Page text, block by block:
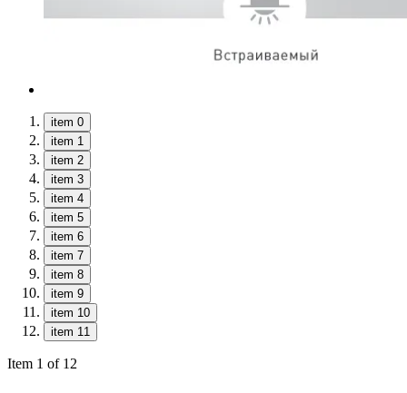
item 0
item 1
item 2
item 3
item 4
item 5
item 6
item 7
item 8
item 9
item 10
item 11
Item 1 of 12